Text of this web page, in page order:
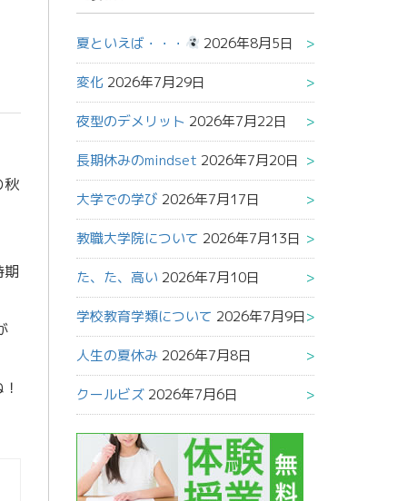
秋
期
夏といえば・・・ 2026年8月5日
変化 2026年7月29日
夜型のデメリット 2026年7月22日
長期休みのmindset 2026年7月20日
大学での学び 2026年7月17日
教職大学院について 2026年7月13日
た、た、高い 2026年7月10日
学校教育学類について 2026年7月9日
人生の夏休み 2026年7月8日
クールビズ 2026年7月6日